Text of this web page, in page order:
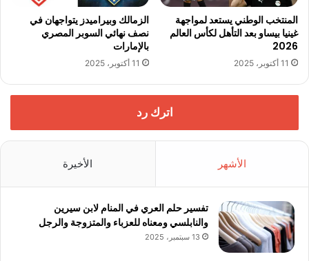
المنتخب الوطني يستعد لمواجهة
غينيا بيساو بعد التأهل لكأس العالم
2026
11 أكتوبر، 2025
الزمالك وبيراميدز يتواجهان في
نصف نهائي السوبر المصري
بالإمارات
11 أكتوبر، 2025
اترك رد
الأشهر الأخيرة
تفسير حلم العري في المنام لابن سيرين
والنابلسي ومعناه للعزباء والمتزوجة والرجل
13 سبتمبر، 2025